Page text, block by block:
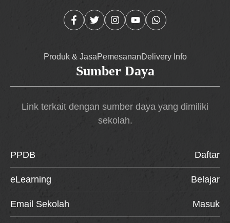
Produk & JasaPemesananDelivery Info
Sumber Daya
Link terkait dengan sumber daya yang dimiliki
sekolah.
PPDB Daftar
eLearning Belajar
Email Sekolah Masuk